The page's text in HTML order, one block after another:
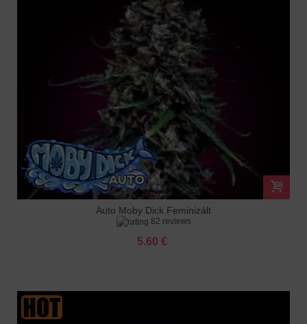
Auto Moby Dick Feminizált
82 reviews
5.60 €